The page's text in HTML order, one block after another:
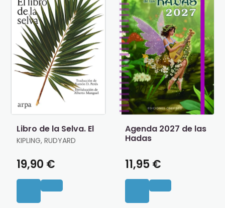
Libro de la Selva. El
KIPLING, RUDYARD
19,90 €
Agenda 2027 de las
Hadas
11,95 €